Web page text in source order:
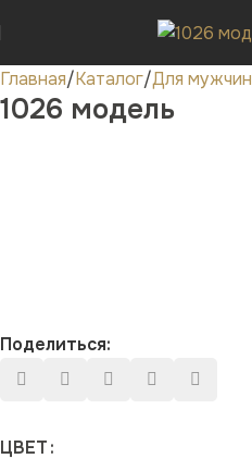
Главная Каталог Для мужчин
1026 модель
Поделиться:
ЦВЕТ